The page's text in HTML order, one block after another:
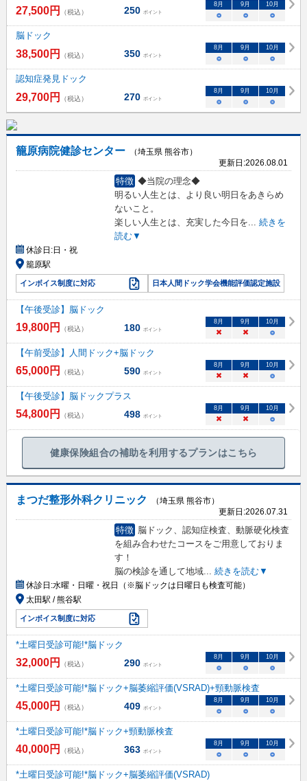
27,500円 （税込） 250 ポイント
8月 9月 10月
○ ○ ○
脳ドック
38,500円 （税込） 350 ポイント
8月 9月 10月
○ ○ ○
認知症発見ドック
29,700円 （税込） 270 ポイント
8月 9月 10月
○ ○ ○
籠原病院健診センター
（埼玉県 熊谷市）
更新日:2026.08.01
特徴 ◆当院の理念◆
明るい人生とは、より良い明日をあきらめ
ないこと。
楽しい人生とは、充実した今日を
続きを
読む▼
休診日:日・祝
籠原駅
インボイス制度に対応 日本人間ドック学会機能評価認定施設
【午後受診】脳ドック
19,800円 （税込） 180 ポイント
8 月 9 月 10月
× × ○
【午前受診】人間ドック+脳ドック
65,000円 （税込） 590 ポイント
8 月 9 月 10月
× × ○
【午後受診】脳ドックプラス
54,800円 （税込） 498 ポイント
8 月 9 月 10月
× × ○
健康保険組合の補助を利用するプランはこちら
まつだ整形外科クリニック
（埼玉県 熊谷市）
更新日:2026.07.31
特徴 脳ドック、認知症検査、動脈硬化検査
を組み合わせたコースをご用意しておりま
す！
脳の検診を通して地域... 続きを読む▼
休診日:水曜・日曜・祝日（※脳ドックは日曜日も検査可能）
太田駅 / 熊谷駅
インボイス制度に対応
*土曜日受診可能!*脳ドック
32,000円 （税込） 290 ポイント
8 月 9 月 10月
○ ○ ○
*土曜日受診可能!*脳ドック+脳萎縮評価(VSRAD)+頸動脈検査
45,000円 （税込） 409 ポイント
8 月 9 月 10月
○ ○ ○
*土曜日受診可能!*脳ドック+頸動脈検査
40,000円 （税込） 363 ポイント
8 月 9 月 10月
○ ○ ○
*土曜日受診可能!*脳ドック+脳萎縮評価(VSRAD)